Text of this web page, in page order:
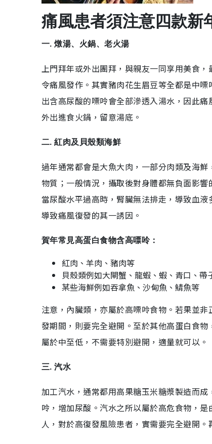
痛風患者須注意四款新
一. 燉湯、火鍋、老火湯
上門拜年或外出團拜，與親友一同享用美食
令痛風發作。其實豬肉花生眉豆等全都是中
出含高尿酸的嘌呤會全部滲透入湯水，因此
外出進食火鍋，留意湯底。
二. 紅肉及貝殼類海鮮
過年通常都會是大魚大肉，一部分肉類及海
物質；一般情況，攝取後對身體都無負面影
當尿酸水平過高時，腎臟無法排走，導致血
導致痛風復發的其一誘因。
賀年常見高蛋白食物含高嘌呤：
紅肉、羊肉、豬肉等
貝殼類例如大閘蟹、龍蝦、蝦、青口、帶
某些海鮮例如吞拿魚、沙甸魚、鯖魚等
注意，內臟類，亦屬於高嘌呤食物。若果並
發期間，則要完全避開。至於其他高蛋白食
屬於中至低，不需要特別避開，適量就可以。
三. 汽水
加工汽水，通常都用高果糖玉米糖漿製造而
呤，增加尿酸。汽水之所以屬於高危食物，
人，對於高復發風險患者，實需要完全避開